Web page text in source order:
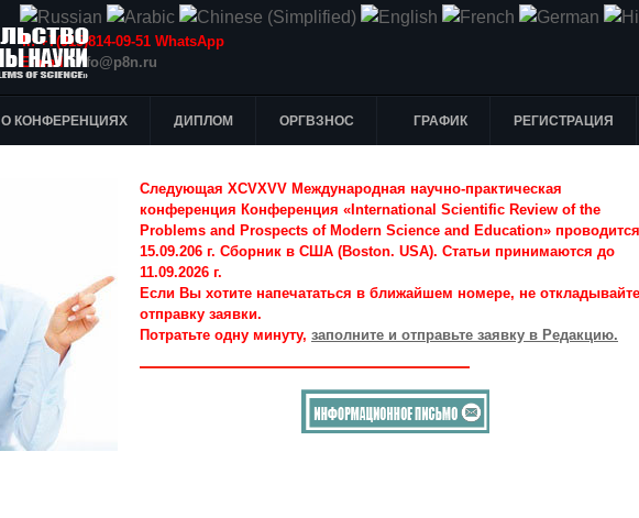
Т.: +7(915)814-09-51 WhatsApp
E-mail:info@p8n.ru
О КОНФЕРЕНЦИЯХ ДИПЛОМ ОРГВЗНОС ГРАФИК РЕГИСТРАЦИЯ
Следующая XCVXVV Международная научно-практическая
конференция Конференция «International Scientific Review of the
Problems and Prospects of Modern Science and Education» проводится
15.09.206 г. Сборник в США (Boston. USA). Статьи принимаются до
11.09.2026 г.
Если Вы хотите напечататься в ближайшем номере, не откладывайте
отправку заявки.
Потратьте одну минуту, заполните и отправьте заявку в Редакцию.